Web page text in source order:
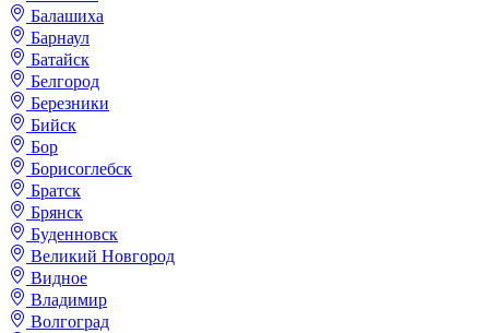
Балашиха
Барнаул
Батайск
Белгород
Березники
Бийск
Бор
Борисоглебск
Братск
Брянск
Буденновск
Великий Новгород
Видное
Владимир
Волгоград